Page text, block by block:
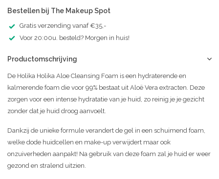
Bestellen bij The Makeup Spot
Gratis verzending vanaf €35,-
Voor 20:00u. besteld? Morgen in huis!
Productomschrijving
De Holika Holika Aloe Cleansing Foam is een hydraterende en
kalmerende foam die voor 99% bestaat uit Aloë Vera extracten. Deze
zorgen voor een intense hydratatie van je huid, zo reinig je je gezicht
zonder dat je huid droog aanvoelt.
Dankzij de unieke formule verandert de gel in een schuimend foam,
welke dode huidcellen en make-up verwijdert maar ook
onzuiverheden aanpakt! Na gebruik van deze foam zal je huid er weer
gezond en stralend uitzien.